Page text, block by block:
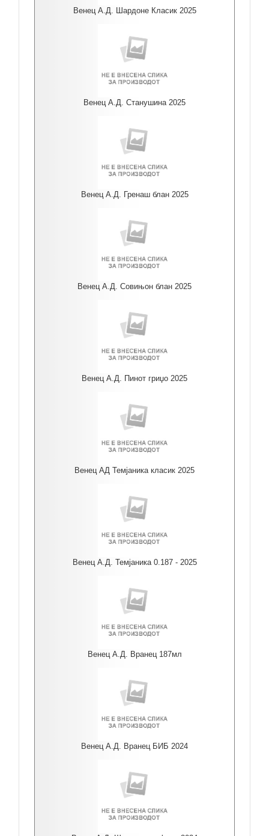
Венец А.Д. Шардоне Класик 2025
Венец А.Д. Станушина 2025
Венец А.Д. Гренаш блан 2025
Венец А.Д. Совињон блан 2025
Венец А.Д. Пинот гриџо 2025
Венец АД Темјаника класик 2025
Венец А.Д. Темјаника 0.187 - 2025
Венец А.Д. Вранец 187мл
Венец А.Д. Вранец БИБ 2024